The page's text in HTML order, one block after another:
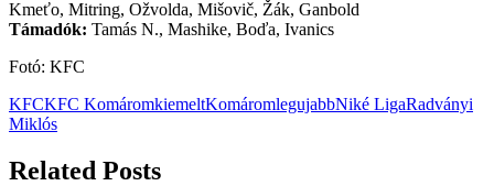
Kmeťo, Mitring, Ožvolda, Mišovič, Žák, Ganbold
Támadók: Tamás N., Mashike, Boďa, Ivanics
Fotó: KFC
KFCKFC KomáromkiemeltKomáromlegujabbNiké LigaRadványi
Miklós
Related Posts